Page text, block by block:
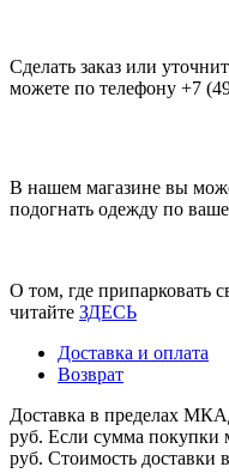
Сделать заказ или
можете по телефону +7
В нашем магазине вы
подогнать одежду по
О том, где припарковать
читайте ЗДЕСЬ
Доставка и оплата
Возврат
Доставка в пределах
руб. Если сумма покупки
руб. Стоимость доставки